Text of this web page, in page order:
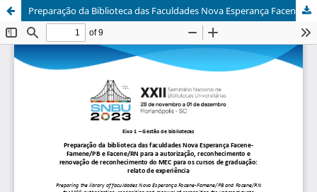
Preparação da Biblioteca das Faculdades Nova Esperança Facene-Famene/PB e Facene/RN para a autorização, reconhecimento e renovação de reconhecimento do MEC para os cursos de graduação